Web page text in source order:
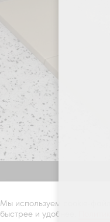
Мы используем cookie-
быстрее и удобнее.